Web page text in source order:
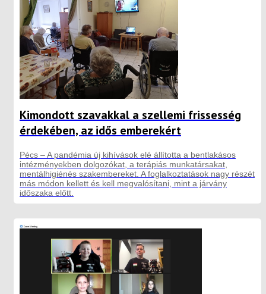
Kimondott szavakkal a szellemi frissesség
érdekében, az idős emberekért
Pécs – A pandémia új kihívások elé állította a bentlakásos
intézményekben dolgozókat, a terápiás munkatársakat,
mentálhigiénés szakembereket. A foglalkoztatások nagy részét
más módon kellett és kell megvalósítani, mint a járvány
időszaka előtt.